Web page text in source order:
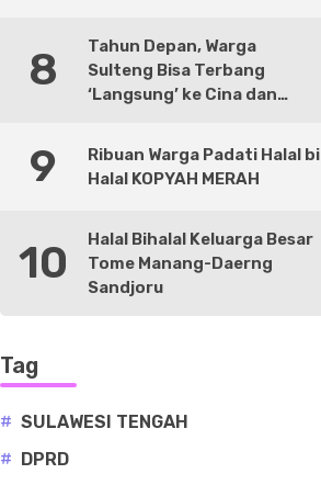
8
Tahun Depan, Warga
Sulteng Bisa Terbang
‘Langsung’ ke Cina dan
9
Ribuan Warga Padati Halal bi
Halal KOPYAH MERAH
10
Halal Bihalal Keluarga Besar
Tome Manang-Daerng
Sandjoru
Tag
# SULAWESI TENGAH
# DPRD